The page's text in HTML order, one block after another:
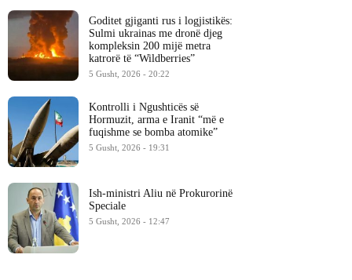
Goditet gjiganti rus i logjistikës:
Sulmi ukrainas me dronë djeg
kompleksin 200 mijë metra
katrorë të “Wildberries”
5 Gusht, 2026 - 20:22
Kontrolli i Ngushticës së
Hormuzit, arma e Iranit “më e
fuqishme se bomba atomike”
5 Gusht, 2026 - 19:31
Ish-ministri ​Aliu në Prokurorinë
Speciale
5 Gusht, 2026 - 12:47